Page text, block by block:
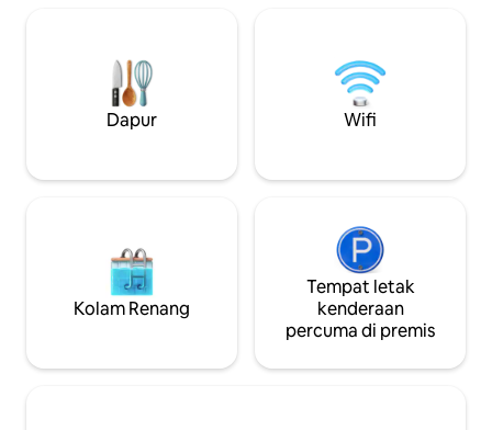
tamu yang berwarna-warni & selesa, dan
banyak lagi! Tempat letak kereta adalah
percuma dengan permit kami, tetapi jika
anda tidak mempunyai kereta, anda
beberapa tempat terbaik di burgh
kopi/teh -
menakjubkan -
pusat bandar,
damai - Katil
Dapur Wifi
Kolam Renang
Tempat letak
kenderaan
percuma di premis